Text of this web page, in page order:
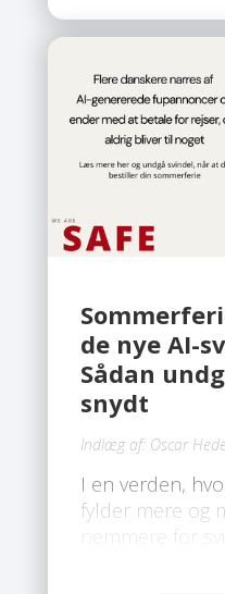
de nye AI-
Sådan
snydt
Indlæg af: Oscar
I en verden,
fylder mere og
nemmere for